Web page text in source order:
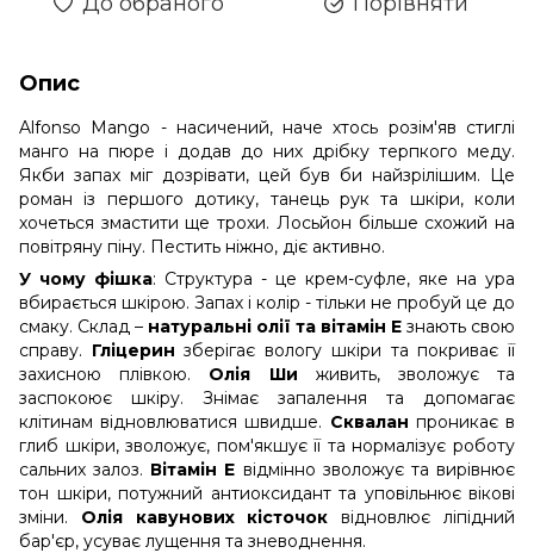
Опис
Alfonso Mango - насичений, наче хтось розім'яв стиглі
манго на пюре і додав до них дрібку терпкого меду.
Якби запах міг дозрівати, цей був би найзрілішим. Це
роман із першого дотику, танець рук та шкіри, коли
хочеться змастити ще трохи. Лосьйон більше схожий на
повітряну піну. Пестить ніжно, діє активно.
У чому фішка: Структура - це крем-суфле, яке на ура
вбирається шкірою. Запах і колір - тільки не пробуй це до
смаку. Склад – натуральні олії та вітамін Е знають свою
справу. Гліцерин зберігає вологу шкіри та покриває її
захисною плівкою. Олія Ши живить, зволожує та
заспокоює шкіру. Знімає запалення та допомагає
клітинам відновлюватися швидше. Сквалан проникає в
глиб шкіри, зволожує, пом'якшує її та нормалізує роботу
сальних залоз. Вітамін Е відмінно зволожує та вирівнює
тон шкіри, потужний антиоксидант та уповільнює вікові
зміни. Олія кавунових кісточок відновлює ліпідний
бар'єр, усуває лущення та зневоднення.